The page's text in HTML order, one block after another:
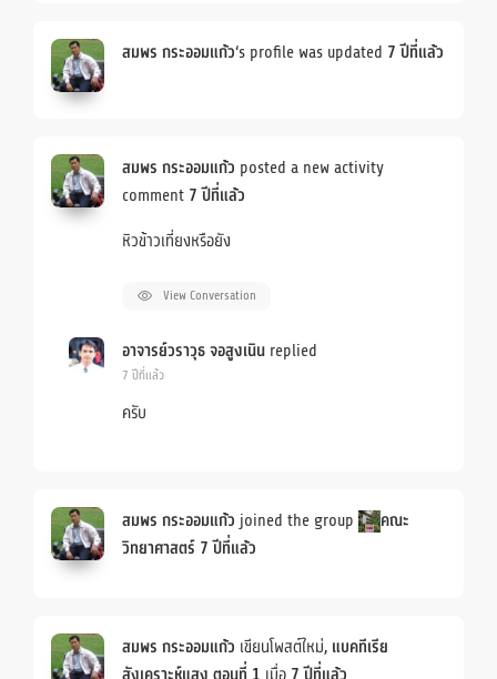
สมพร กระออมแก้ว‘s profile was updated 7 ปีที่แล้ว
สมพร กระออมแก้ว posted a new activity
comment 7 ปีที่แล้ว
หิวข้าวเที่ยงหรือยัง
View Conversation
อาจารย์วราวุธ จอสูงเนิน replied
7 ปีที่แล้ว
ครับ
สมพร กระออมแก้ว joined the group
คณะ
วิทยาศาสตร์ 7 ปีที่แล้ว
สมพร กระออมแก้ว เขียนโพสต์ใหม่, แบคทีเรีย
เมื่อ